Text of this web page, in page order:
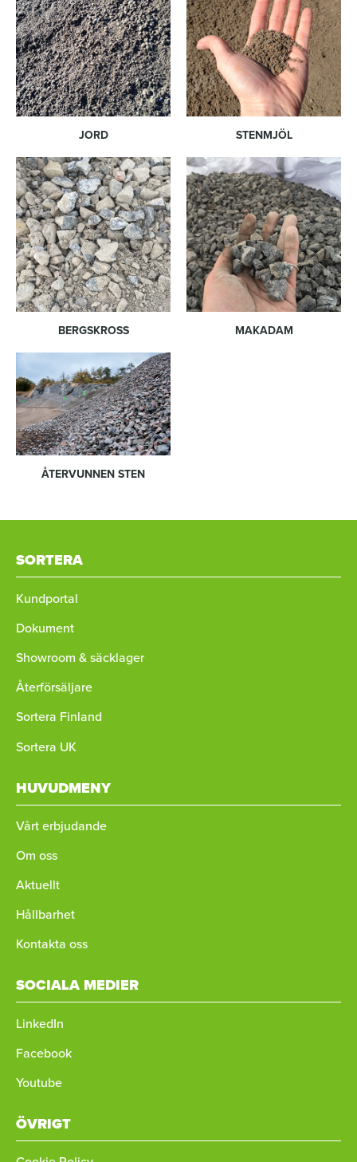
JORD STENMJÖL
BERGSKROSS MAKADAM
ÅTERVUNNEN STEN
SORTERA
Kundportal
Dokument
Showroom & säcklager
Återförsäljare
Sortera Finland
Sortera UK
HUVUDMENY
Vårt erbjudande
Om oss
Aktuellt
Hållbarhet
Kontakta oss
SOCIALA MEDIER
LinkedIn
Facebook
Youtube
ÖVRIGT